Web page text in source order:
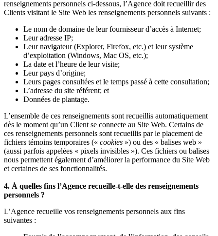
renseignements personnels ci-dessous, l’Agence doit recueillir des
Clients visitant le Site Web les renseignements personnels suivants :
Le nom de domaine de leur fournisseur d’accès à Internet;
Leur adresse IP;
Leur navigateur (Explorer, Firefox, etc.) et leur système
d’exploitation (Windows, Mac OS, etc.);
La date et l’heure de leur visite;
Leur pays d’origine;
Leurs pages consultées et le temps passé à cette consultation;
L’adresse du site référent; et
Données de plantage.
L’ensemble de ces renseignements sont recueillis automatiquement
dès le moment qu’un Client se connecte au Site Web. Certains de
ces renseignements personnels sont recueillis par le placement de
fichiers témoins temporaires (« cookies ») ou des « balises web »
(aussi parfois appelées « pixels invisibles »). Ces fichiers ou balises
nous permettent également d’améliorer la performance du Site Web
et certaines de ses fonctionnalités.
4. À quelles fins l’Agence recueille-t-elle des renseignements
personnels ?
L’Agence recueille vos renseignements personnels aux fins
suivantes :